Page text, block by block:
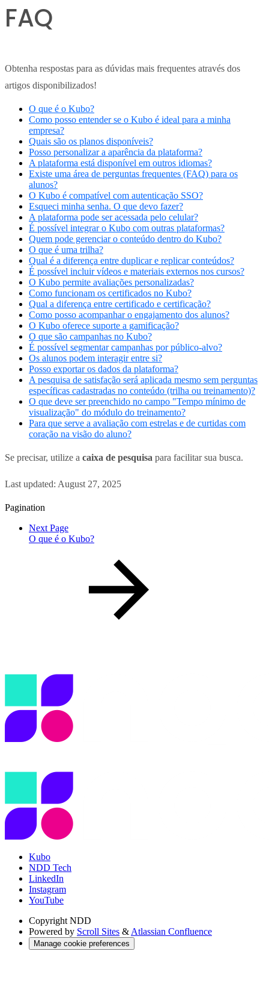
FAQ
Obtenha respostas para as dúvidas mais frequentes através dos
artigos disponibilizados!
O que é o Kubo?
Como posso entender se o Kubo é ideal para a minha
empresa?
Quais são os planos disponíveis?
Posso personalizar a aparência da plataforma?
A plataforma está disponível em outros idiomas?
Existe uma área de perguntas frequentes (FAQ) para os
alunos?
O Kubo é compatível com autenticação SSO?
Esqueci minha senha. O que devo fazer?
A plataforma pode ser acessada pelo celular?
É possível integrar o Kubo com outras plataformas?
Quem pode gerenciar o conteúdo dentro do Kubo?
O que é uma trilha?
Qual é a diferença entre duplicar e replicar conteúdos?
É possível incluir vídeos e materiais externos nos cursos?
O Kubo permite avaliações personalizadas?
Como funcionam os certificados no Kubo?
Qual a diferença entre certificado e certificação?
Como posso acompanhar o engajamento dos alunos?
O Kubo oferece suporte a gamificação?
O que são campanhas no Kubo?
É possível segmentar campanhas por público-alvo?
Os alunos podem interagir entre si?
Posso exportar os dados da plataforma?
A pesquisa de satisfação será aplicada mesmo sem perguntas
específicas cadastradas no conteúdo (trilha ou treinamento)?
O que deve ser preenchido no campo "Tempo mínimo de
visualização" do módulo do treinamento?
Para que serve a avaliação com estrelas e de curtidas com
coração na visão do aluno?
Se precisar, utilize a caixa de pesquisa para facilitar sua busca.
Last updated: August 27, 2025
Pagination
Next Page
O que é o Kubo?
Kubo
NDD Tech
LinkedIn
Instagram
YouTube
Copyright NDD
Powered by Scroll Sites & Atlassian Confluence
Manage cookie preferences